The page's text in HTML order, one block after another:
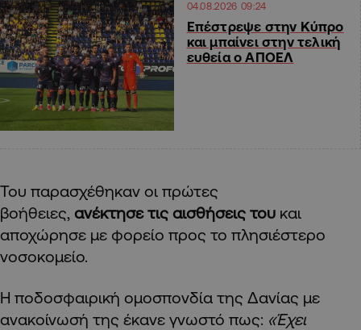
04.08.2026 09:24
Επέστρεψε στην Κύπρο
και μπαίνει στην τελική
ευθεία ο ΑΠΟΕΛ
Του παρασχέθηκαν οι πρώτες
βοήθειες, ανέκτησε τις αισθήσεις του και
αποχώρησε με φορείο προς το πλησιέστερο
νοσοκομείο.
Η ποδοσφαιρική ομοσπονδία της Δανίας με
ανακοίνωσή της έκανε γνωστό πως: «Έχει